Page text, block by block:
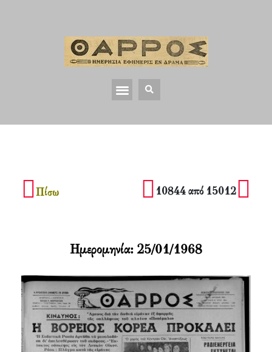
Πίσω 10844 από 15012
Ημερομηνία: 25/01/1968